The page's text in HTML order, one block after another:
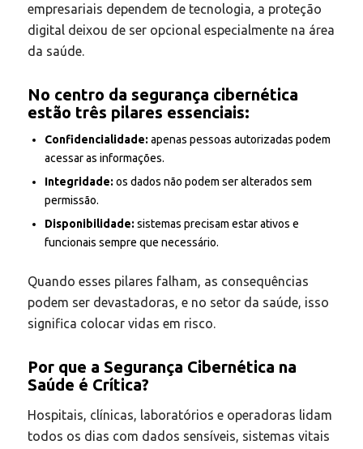
empresariais dependem de tecnologia, a proteção
digital deixou de ser opcional especialmente na área
da saúde.
No centro da segurança cibernética
estão três pilares essenciais:
Confidencialidade: apenas pessoas autorizadas podem
acessar as informações.
Integridade: os dados não podem ser alterados sem
permissão.
Disponibilidade: sistemas precisam estar ativos e
funcionais sempre que necessário.
Quando esses pilares falham, as consequências
podem ser devastadoras, e no setor da saúde, isso
significa colocar vidas em risco.
Por que a Segurança Cibernética na
Saúde é Crítica?
Hospitais, clínicas, laboratórios e operadoras lidam
todos os dias com dados sensíveis, sistemas vitais